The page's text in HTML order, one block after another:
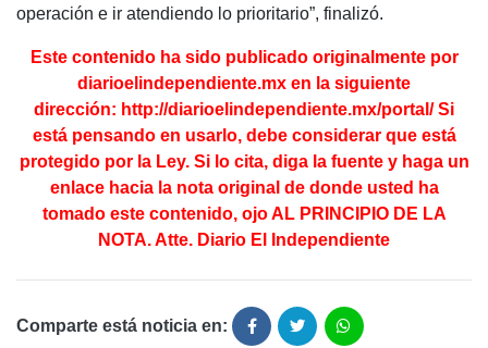
operación e ir atendiendo lo prioritario”, finalizó.
Este contenido ha sido publicado originalmente por
diarioelindependiente.mx en la siguiente
dirección: http://diarioelindependiente.mx/portal/Si
está pensando en usarlo, debe considerar que está
protegido por la Ley. Si lo cita, diga la fuente y haga un
enlace hacia la nota original de donde usted ha
tomado este contenido, ojo AL PRINCIPIO DE LA
NOTA. Atte. Diario El Independiente
Comparte está noticia en: